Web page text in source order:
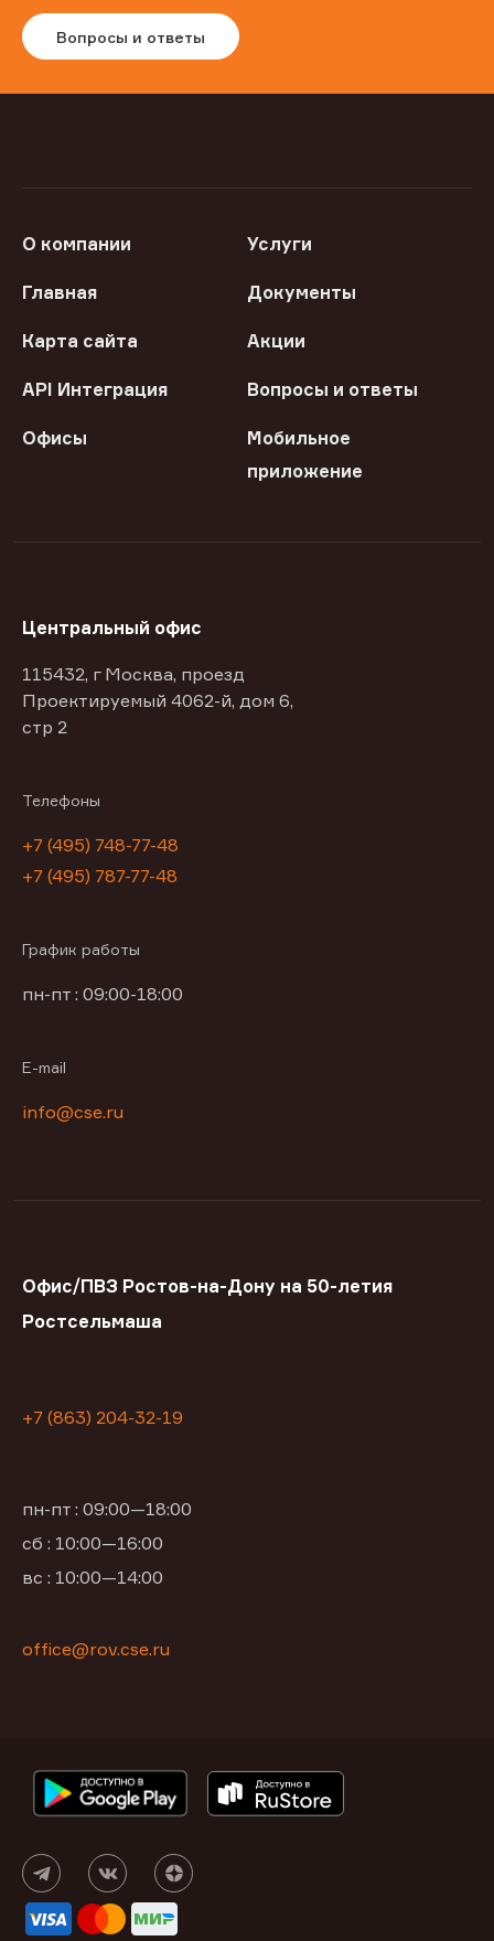
Вопросы и ответы
О компании Услуги
Главная Документы
Карта сайта Акции
API Интеграция Вопросы и ответы
Офисы
Мобильное
приложение
Центральный офис
115432, г Москва, проезд
Проектируемый 4062-й, дом 6,
стр 2
Телефоны
+7 (495) 748-77-48
+7 (495) 787-77-48
График работы
пн-пт : 09:00-18:00
E-mail
info@cse.ru
Офис/ПВЗ Ростов-на-Дону на 50-летия
Ростсельмаша
+7 (863) 204-32-19
пн-пт : 09:00—18:00
сб : 10:00—16:00
вс : 10:00—14:00
office@rov.cse.ru